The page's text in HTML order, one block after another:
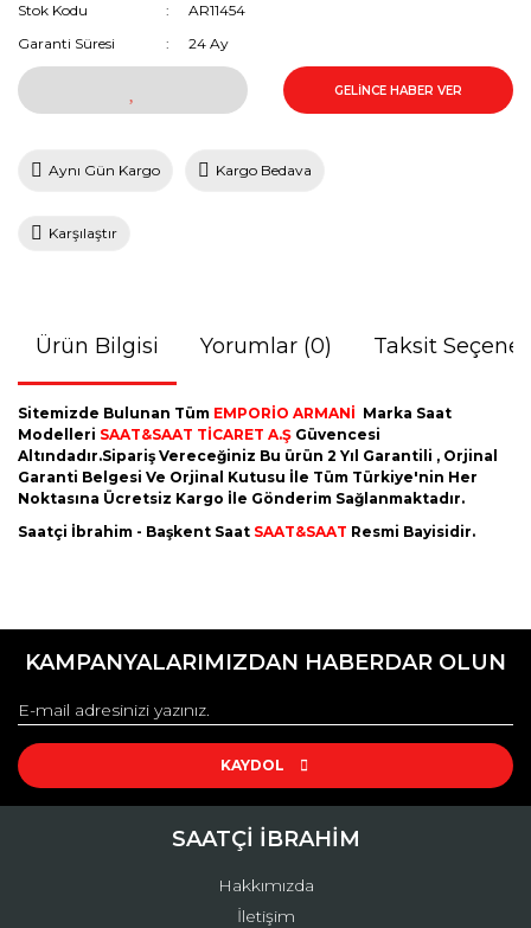
Stok Kodu
AR11454
Garanti Süresi
24 Ay
GELİNCE HABER VER
Aynı Gün Kargo Kargo Bedava
Karşılaştır
Ürün Bilgisi Yorumlar (0) Taksit
Sitemizde Bulunan Tüm EMPORİO ARMANİ Marka Saat
Modelleri SAAT&SAAT TİCARET A.Ş Güvencesi
Altındadır.Sipariş Vereceğiniz Bu ürün 2 Yıl Garantili , Orjinal
Garanti Belgesi Ve Orjinal Kutusu İle Tüm Türkiye'nin Her
Noktasına Ücretsiz Kargo İle Gönderim Sağlanmaktadır.
Saatçi İbrahim - Başkent Saat SAAT&SAAT Resmi Bayisidir.
konularda yetersiz gördüğünüz noktaları öneri formunu
Görüş ve önerileriniz için teşekkür ederiz.
Ürün resmi kalitesiz, bozuk veya görüntülenemiyor.
Ürün açıklamasında eksik bilgiler bulunuyor.
Ürün fiyatı diğer sitelerden daha pahalı.
KAMPANYALARIMIZDAN HABERDAR OLUN
KAYDOL
SAATÇİ İBRAHİM
Hakkımızda
İletişim